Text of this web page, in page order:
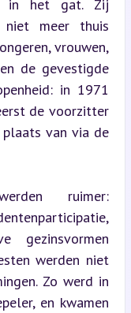
in het gat. Zij
niet meer thuis
vrouwen,
de gevestigde
in 1971
de voorzitter
plaats van via de
ruimer:
gezinsvormen
werden niet
Zo werd in
en kwamen